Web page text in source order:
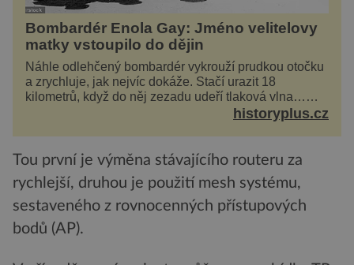
Bombardér Enola Gay: Jméno velitelovy
matky vstoupilo do dějin
Náhle odlehčený bombardér vykrouží prudkou otočku
a zrychluje, jak nejvíc dokáže. Stačí urazit 18
kilometrů, když do něj zezadu udeří tlaková vlna…
Americké rozhodnutí svrhnout ničivou jadernou
historyplus.cz
Tou první je výměna stávajícího routeru za
rychlejší, druhou je použití mesh systému,
sestaveného z rovnocenných přístupových
bodů (AP).